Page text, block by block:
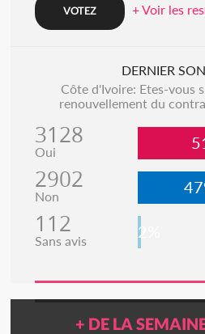
+ Voir les
DERNIER
Côte d'Ivoire: Etes-vous
renouvellement du
3128
Oui
2902
Non
112
Sans avis 2%
+ DE LA